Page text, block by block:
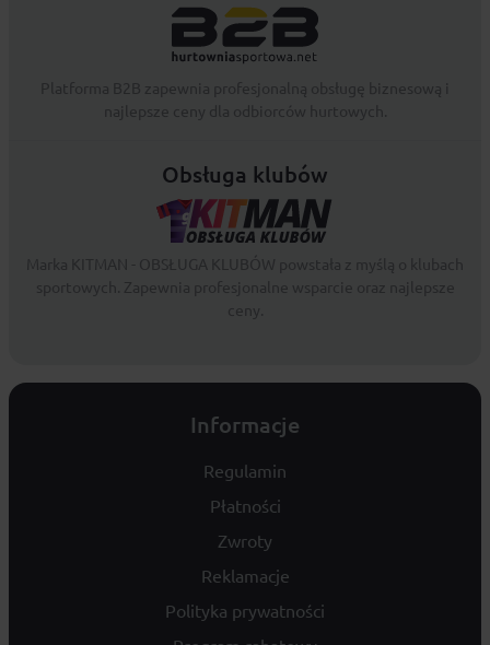
Obsługa klubów
Informacje
Regulamin
Płatności
Zwroty
Reklamacje
Polityka prywatności